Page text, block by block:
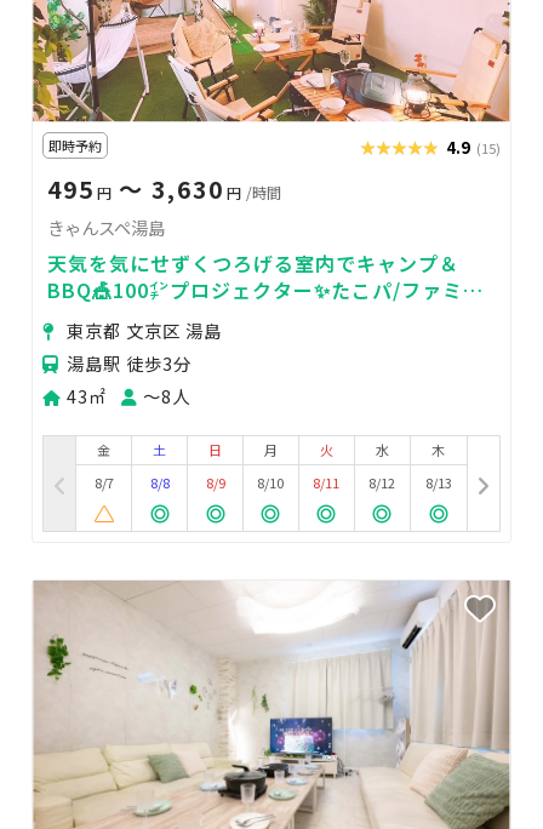
即時予約 ★★★★★
★★★★★ 4.9 (15)
495 円 〜 3,630 円 /時間
きゃんスペ湯島
天気を気にせずくつろげる室内でキャンプ＆
BBQ🎪100㌅プロジェクター✨たこパ/ファミリ
ー/親睦会/デート【駅から3分/スーパー1分】
東京都 文京区 湯島
湯島駅 徒歩3分
43㎡
〜8人
金
8/7
土
8/8
日
8/9
月
8/10
火
8/11
水
8/12
木
8/13